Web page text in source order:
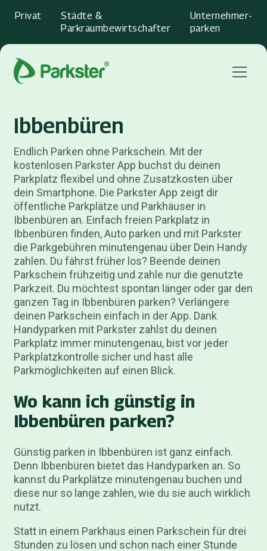
Privat
Städte &
Parkraumbewirtschafter
Unternehmer­
parken
Menu
Ibbenbüren
Endlich Parken ohne Parkschein. Mit der
kostenlosen Parkster App buchst du deinen
Parkplatz flexibel und ohne Zusatzkosten über
dein Smartphone. Die Parkster App zeigt dir
öffentliche Parkplätze und Parkhäuser in
Ibbenbüren an. Einfach freien Parkplatz in
Ibbenbüren finden, Auto parken und mit Parkster
die Parkgebühren minutengenau über Dein Handy
zahlen. Du fährst früher los? Beende deinen
Parkschein frühzeitig und zahle nur die genutzte
Parkzeit. Du möchtest spontan länger oder gar den
ganzen Tag in Ibbenbüren parken? Verlängere
deinen Parkschein einfach in der App. Dank
Handyparken mit Parkster zahlst du deinen
Parkplatz immer minutengenau, bist vor jeder
Parkplatzkontrolle sicher und hast alle
Parkmöglichkeiten auf einen Blick.
Wo kann ich günstig in
Ibbenbüren parken?
Günstig parken in Ibbenbüren ist ganz einfach.
Denn Ibbenbüren bietet das Handyparken an. So
kannst du Parkplätze minutengenau buchen und
diese nur so lange zahlen, wie du sie auch wirklich
nutzt.
Statt in einem Parkhaus einen Parkschein für drei
Stunden zu lösen und schon nach einer Stunde